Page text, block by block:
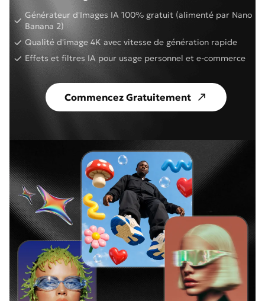
Générateur d'Images IA 100% gratuit (alimenté par Nano
Banana 2)
Qualité d'image 4K avec vitesse de génération rapide
Effets et filtres IA pour usage personnel et e-commerce
Commencez Gratuitement